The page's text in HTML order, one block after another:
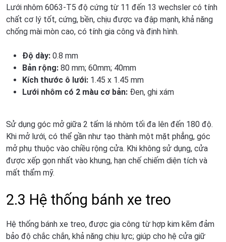
Lưới nhôm 6063-T5 độ cứng từ 11 đến 13 wechsler có tính
chất cơ lý tốt, cứng, bền, chịu được va đập mạnh, khả năng
chống mài mòn cao, có tính gia công và định hình.
Độ dày: 0.8 mm
Bản rộng: 80 mm; 60mm; 40mm
Kích thước ô lưới: 1.45 x 1.45 mm
Lưới nhôm có 2 màu cơ bản: Đen, ghi xám
Sử dụng góc mở giữa 2 tấm lá nhôm tối đa lên đến 180 độ.
Khi mở lưới, có thể gần như tạo thành một mặt phẳng, góc
mở phụ thuộc vào chiều rộng cửa. Khi không sử dụng, cửa
được xếp gọn nhất vào khung, hạn chế chiếm diện tích và
mất thẩm mỹ.
2.3 Hệ thống bánh xe treo
Hệ thống bánh xe treo, được gia công từ hợp kim kẽm đảm
bảo độ chắc chắn, khả năng chịu lực; giúp cho hệ cửa giữ